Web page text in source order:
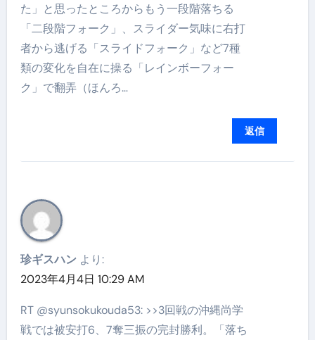
た」と思ったところからもう一段階落ちる
「二段階フォーク」、スライダー気味に右打
者から逃げる「スライドフォーク」など7種
類の変化を自在に操る「レインボーフォー
ク」で翻弄（ほんろ…
返信
珍ギスハン より:
2023年4月4日 10:29 AM
RT @syunsokukouda53: >>3回戦の沖縄尚学
戦では被安打6、7奪三振の完封勝利。「落ち